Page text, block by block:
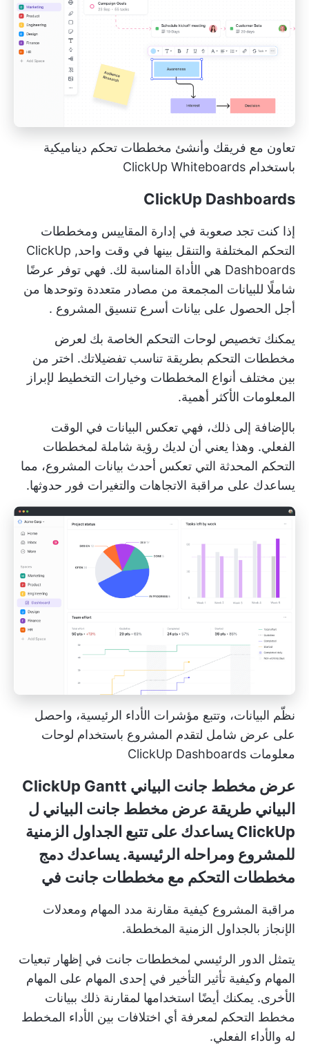
تعاون مع فريقك وأنشئ مخططات تحكم ديناميكية
باستخدام ClickUp Whiteboards
ClickUp Dashboards
إذا كنت تجد صعوبة في إدارة المقاييس ومخططات
التحكم المختلفة والتنقل بينها في وقت واحد, ClickUp
Dashboards هي الأداة المناسبة لك. فهي توفر عرضًا
شاملًا للبيانات المجمعة من مصادر متعددة وتوحدها من
أجل الحصول على بيانات أسرع تنسيق المشروع .
يمكنك تخصيص لوحات التحكم الخاصة بك لعرض
مخططات التحكم بطريقة تناسب تفضيلاتك. اختر من
بين مختلف أنواع المخططات وخيارات التخطيط لإبراز
المعلومات الأكثر أهمية.
بالإضافة إلى ذلك، فهي تعكس البيانات في الوقت
الفعلي. وهذا يعني أن لديك رؤية شاملة لمخططات
التحكم المحدثة التي تعكس أحدث بيانات المشروع، مما
يساعدك على مراقبة الاتجاهات والتغيرات فور حدوثها.
نظّم البيانات، وتتبع مؤشرات الأداء الرئيسية، واحصل
على عرض شامل لتقدم المشروع باستخدام لوحات
معلومات ClickUp Dashboards
عرض مخطط جانت البياني ClickUp Gantt
البياني طريقة عرض مخطط جانت البياني ل
ClickUp يساعدك على تتبع الجداول الزمنية
للمشروع ومراحله الرئيسية. يساعدك دمج
مخططات التحكم مع مخططات جانت في
مراقبة المشروع كيفية مقارنة مدد المهام ومعدلات
الإنجاز بالجداول الزمنية المخططة.
يتمثل الدور الرئيسي لمخططات جانت في إظهار تبعيات
المهام وكيفية تأثير التأخير في إحدى المهام على المهام
الأخرى. يمكنك أيضًا استخدامها لمقارنة ذلك ببيانات
مخطط التحكم لمعرفة أي اختلافات بين الأداء المخطط
له والأداء الفعلي.